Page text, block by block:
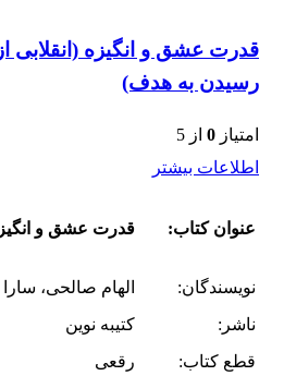
قدرت عشق و انگیزه (انقلابی
رسیدن به هدف)
امتیاز 0 از 5
اطلاعات بیشتر
عنوان کتاب: قدرت عشق و
نویسندگان:
الهام صالحی،
ناشر:
کتیبه نوین
قطع کتاب:
رقعی